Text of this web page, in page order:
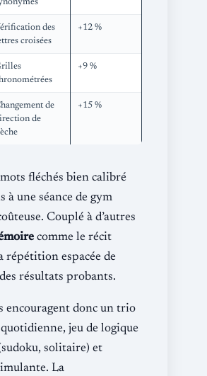
des
croisées
+12 %
+9 %
de
de
+15 %
fléchés bien calibré
à une séance de gym
Couplé à d’autres
comme le récit
répétition espacée de
résultats probants.
encouragent donc un trio
jeu de logique
solitaire) et
La